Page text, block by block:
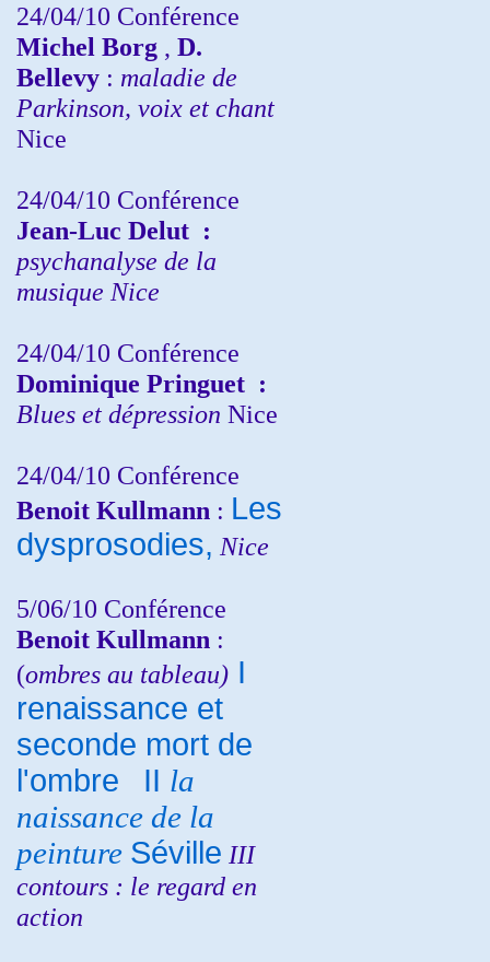
24/04/10 Conférence
Michel Borg , D.
Bellevy : maladie de
Parkinson, voix et chant
Nice
24/04/10 Conférence
Jean-Luc Delut :
psychanalyse de la
musique Nice
24/04/10 Conférence
Dominique Pringuet :
Blues et dépression Nice
24/04/10 Conférence
Benoit Kullmann : Les
dysprosodies, Nice
5/06/10 Conférence
Benoit Kullmann :
(ombres au tableau) I
renaissance et
seconde mort de
l'ombre
II la
naissance de la
peinture Séville III
contours : le regard en
action